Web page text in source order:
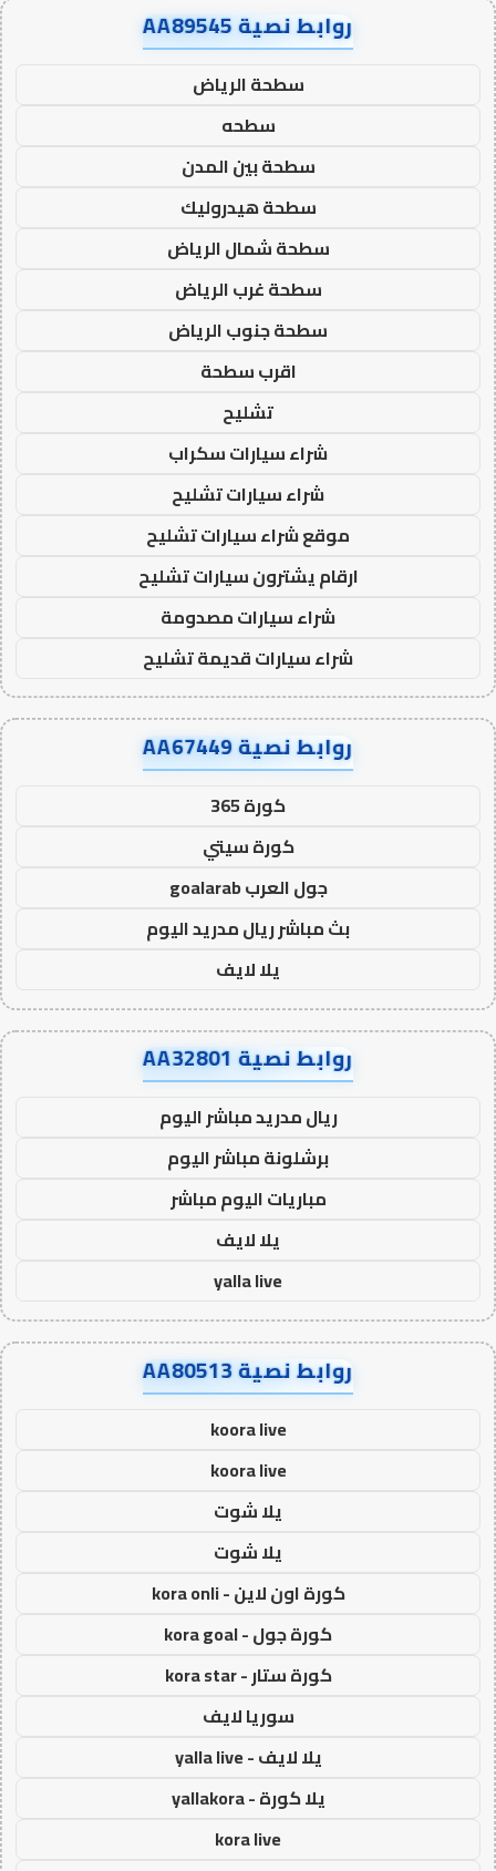
روابط نصية AA89545
سطحة الرياض
سطحه
سطحة بين المدن
سطحة هيدروليك
سطحة شمال الرياض
سطحة غرب الرياض
سطحة جنوب الرياض
اقرب سطحة
تشليح
شراء سيارات سكراب
شراء سيارات تشليح
موقع شراء سيارات تشليح
ارقام يشترون سيارات تشليح
شراء سيارات مصدومة
شراء سيارات قديمة تشليح
روابط نصية AA67449
كورة 365
كورة سيتي
جول العرب goalarab
بث مباشر ريال مدريد اليوم
يلا لايف
روابط نصية AA32801
ريال مدريد مباشر اليوم
برشلونة مباشر اليوم
مباريات اليوم مباشر
يلا لايف
yalla live
روابط نصية AA80513
koora live
koora live
يلا شوت
يلا شوت
كورة اون لاين - kora onli
كورة جول - kora goal
كورة ستار - kora star
سوريا لايف
يلا لايف - yalla live
يلا كورة - yallakora
kora live